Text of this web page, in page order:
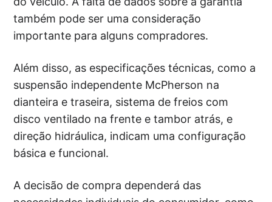
também pode ser uma consideração
importante para alguns compradores.
Além disso, as especificações técnicas, como a
suspensão independente McPherson na
dianteira e traseira, sistema de freios com
disco ventilado na frente e tambor atrás, e
direção hidráulica, indicam uma configuração
básica e funcional.
A decisão de compra dependerá das